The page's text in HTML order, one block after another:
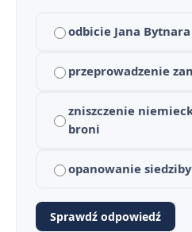
odbicie Jana
przeprowadzenie
zniszczenie
broni
opanowanie
Sprawdź odpowiedź
Plan wydarzeń -
Kamienie na szaniec -
Znaczenie tytułu i motto